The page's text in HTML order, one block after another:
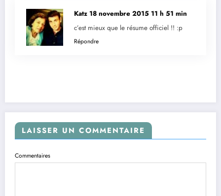
Katz 18 novembre 2015 11 h 51 min
c’est mieux que le résume officiel !! :p
Répondre
LAISSER UN COMMENTAIRE
Commentaires